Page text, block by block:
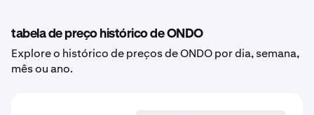
tabela de preço histórico de ONDO
Explore o histórico de preços de ONDO por dia, semana,
mês ou ano.